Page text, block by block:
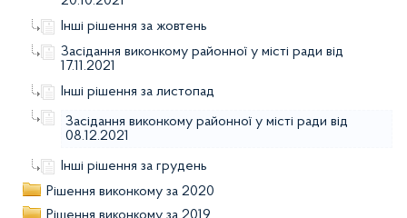
Інші рішення за жовтень
Засідання виконкому районної у місті ради від
17.11.2021
Інші рішення за листопад
Засідання виконкому районної у місті ради від
08.12.2021
Інші рішення за грудень
Рішення виконкому за 2020
Рішення виконкому за 2019